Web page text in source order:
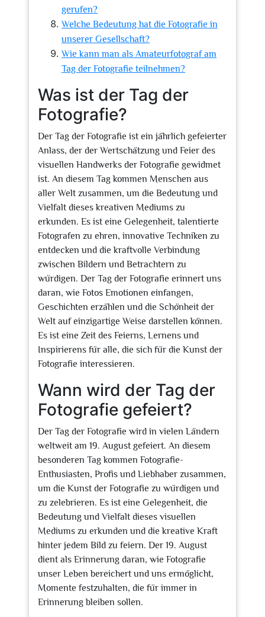
gerufen?
Welche Bedeutung hat die Fotografie in
unserer Gesellschaft?
Wie kann man als Amateurfotograf am
Tag der Fotografie teilnehmen?
Was ist der Tag der
Fotografie?
Der Tag der Fotografie ist ein jährlich gefeierter
Anlass, der der Wertschätzung und Feier des
visuellen Handwerks der Fotografie gewidmet
ist. An diesem Tag kommen Menschen aus
aller Welt zusammen, um die Bedeutung und
Vielfalt dieses kreativen Mediums zu
erkunden. Es ist eine Gelegenheit, talentierte
Fotografen zu ehren, innovative Techniken zu
entdecken und die kraftvolle Verbindung
zwischen Bildern und Betrachtern zu
würdigen. Der Tag der Fotografie erinnert uns
daran, wie Fotos Emotionen einfangen,
Geschichten erzählen und die Schönheit der
Welt auf einzigartige Weise darstellen können.
Es ist eine Zeit des Feierns, Lernens und
Inspirierens für alle, die sich für die Kunst der
Fotografie interessieren.
Wann wird der Tag der
Fotografie gefeiert?
Der Tag der Fotografie wird in vielen Ländern
weltweit am 19. August gefeiert. An diesem
besonderen Tag kommen Fotografie-
Enthusiasten, Profis und Liebhaber zusammen,
um die Kunst der Fotografie zu würdigen und
zu zelebrieren. Es ist eine Gelegenheit, die
Bedeutung und Vielfalt dieses visuellen
Mediums zu erkunden und die kreative Kraft
hinter jedem Bild zu feiern. Der 19. August
dient als Erinnerung daran, wie Fotografie
unser Leben bereichert und uns ermöglicht,
Momente festzuhalten, die für immer in
Erinnerung bleiben sollen.